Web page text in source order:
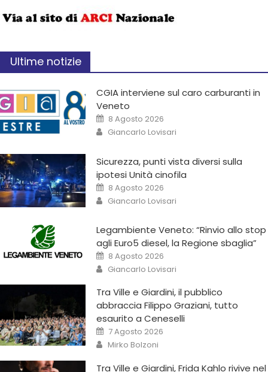
Ultime notizie
CGIA interviene sul caro carburanti in
Veneto
8 Agosto 2026
Giancarlo Lovisari
Sicurezza, punti vista diversi sulla
ipotesi Unità cinofila
8 Agosto 2026
Giancarlo Lovisari
Legambiente Veneto: “Rinvio allo stop
agli Euro5 diesel, la Regione sbaglia”
8 Agosto 2026
Giancarlo Lovisari
Tra Ville e Giardini, il pubblico
abbraccia Filippo Graziani, tutto
esaurito a Ceneselli
7 Agosto 2026
Mirko Bolzoni
Tra Ville e Giardini, Frida Kahlo rivive nel